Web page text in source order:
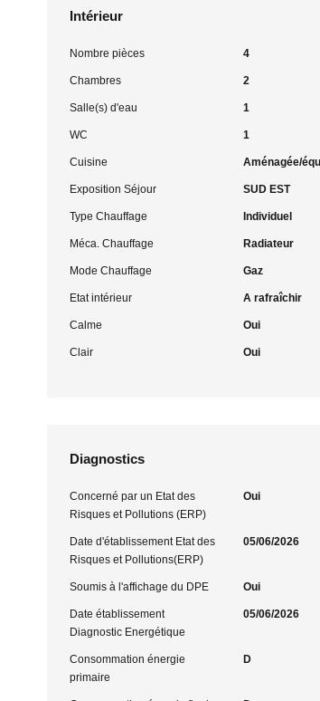
Intérieur
Nombre pièces 4
Chambres 2
Salle(s) d'eau 1
WC 1
Cuisine Aménagée/
Exposition Séjour SUD EST
Type Chauffage Individuel
Méca. Chauffage Radiateur
Mode Chauffage Gaz
Etat intérieur A rafraîchir
Calme Oui
Clair Oui
Diagnostics
Concerné par un Etat des
Risques et Pollutions (ERP)
Oui
Date d'établissement Etat des
Risques et Pollutions(ERP)
05/06/2026
Soumis à l'affichage du DPE Oui
Date établissement
Diagnostic Energétique
05/06/2026
Consommation énergie
primaire
D